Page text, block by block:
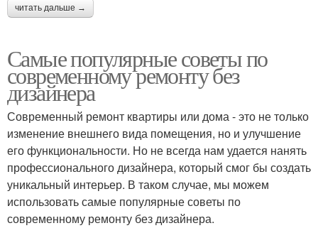
читать дальше →
Самые популярные советы по
современному ремонту без
дизайнера
Современный ремонт квартиры или дома - это не только
изменение внешнего вида помещения, но и улучшение
его функциональности. Но не всегда нам удается нанять
профессионального дизайнера, который смог бы создать
уникальный интерьер. В таком случае, мы можем
использовать самые популярные советы по
современному ремонту без дизайнера.